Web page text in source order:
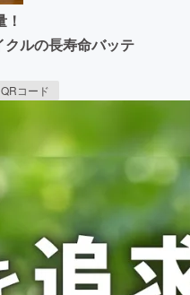
ルの長寿命バッテ
QRコード